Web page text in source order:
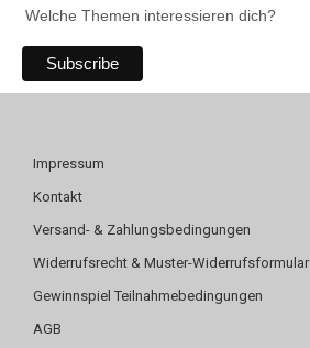
Welche Themen interessieren dich?
Impressum
Kontakt
Versand- & Zahlungsbedingungen
Widerrufsrecht & Muster-Widerrufsformular
Gewinnspiel Teilnahmebedingungen
AGB